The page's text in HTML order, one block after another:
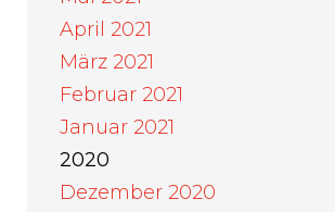
April 2021
März 2021
Februar 2021
Januar 2021
2020
Dezember 2020